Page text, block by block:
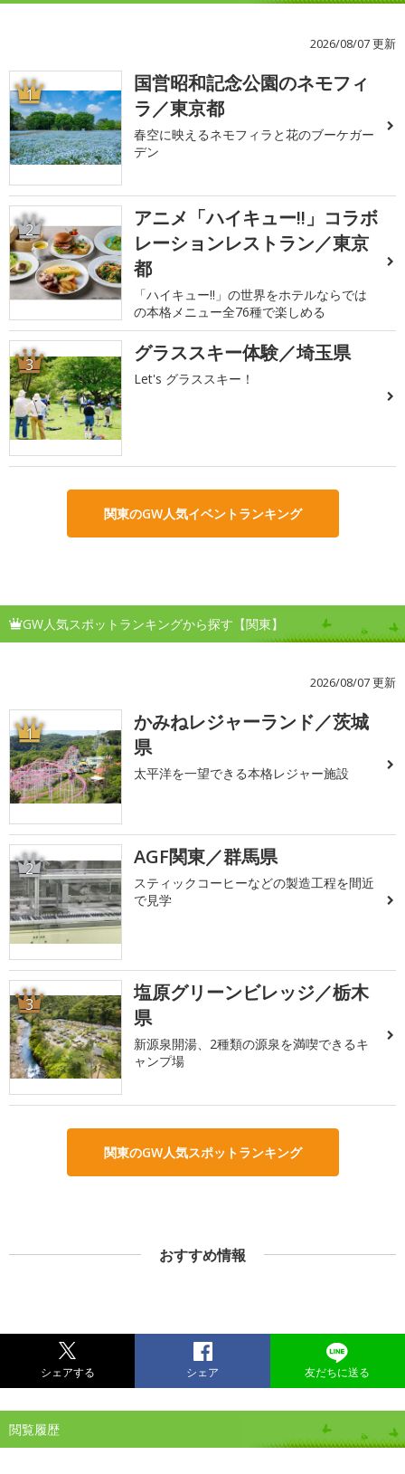
2026/08/07 更新
1
国営昭和記念公園のネモフィ
ラ／東京都
春空に映えるネモフィラと花のブーケガー
デン
2
アニメ「ハイキュー!!」コラボ
レーションレストラン／東京
都
「ハイキュー!!」の世界をホテルならでは
の本格メニュー全76種で楽しめる
3 グラススキー体験／埼玉県
Let's グラススキー！
関東のGW人気イベントランキング
GW人気スポットランキングから探す【関東】
2026/08/07 更新
1
かみねレジャーランド／茨城
県
太平洋を一望できる本格レジャー施設
2 AGF関東／群馬県
スティックコーヒーなどの製造工程を間近
で見学
3
塩原グリーンビレッジ／栃木
県
新源泉開湯、2種類の源泉を満喫できるキ
ャンプ場
関東のGW人気スポットランキング
おすすめ情報
シェアする シェア 友だちに送る
閲覧履歴